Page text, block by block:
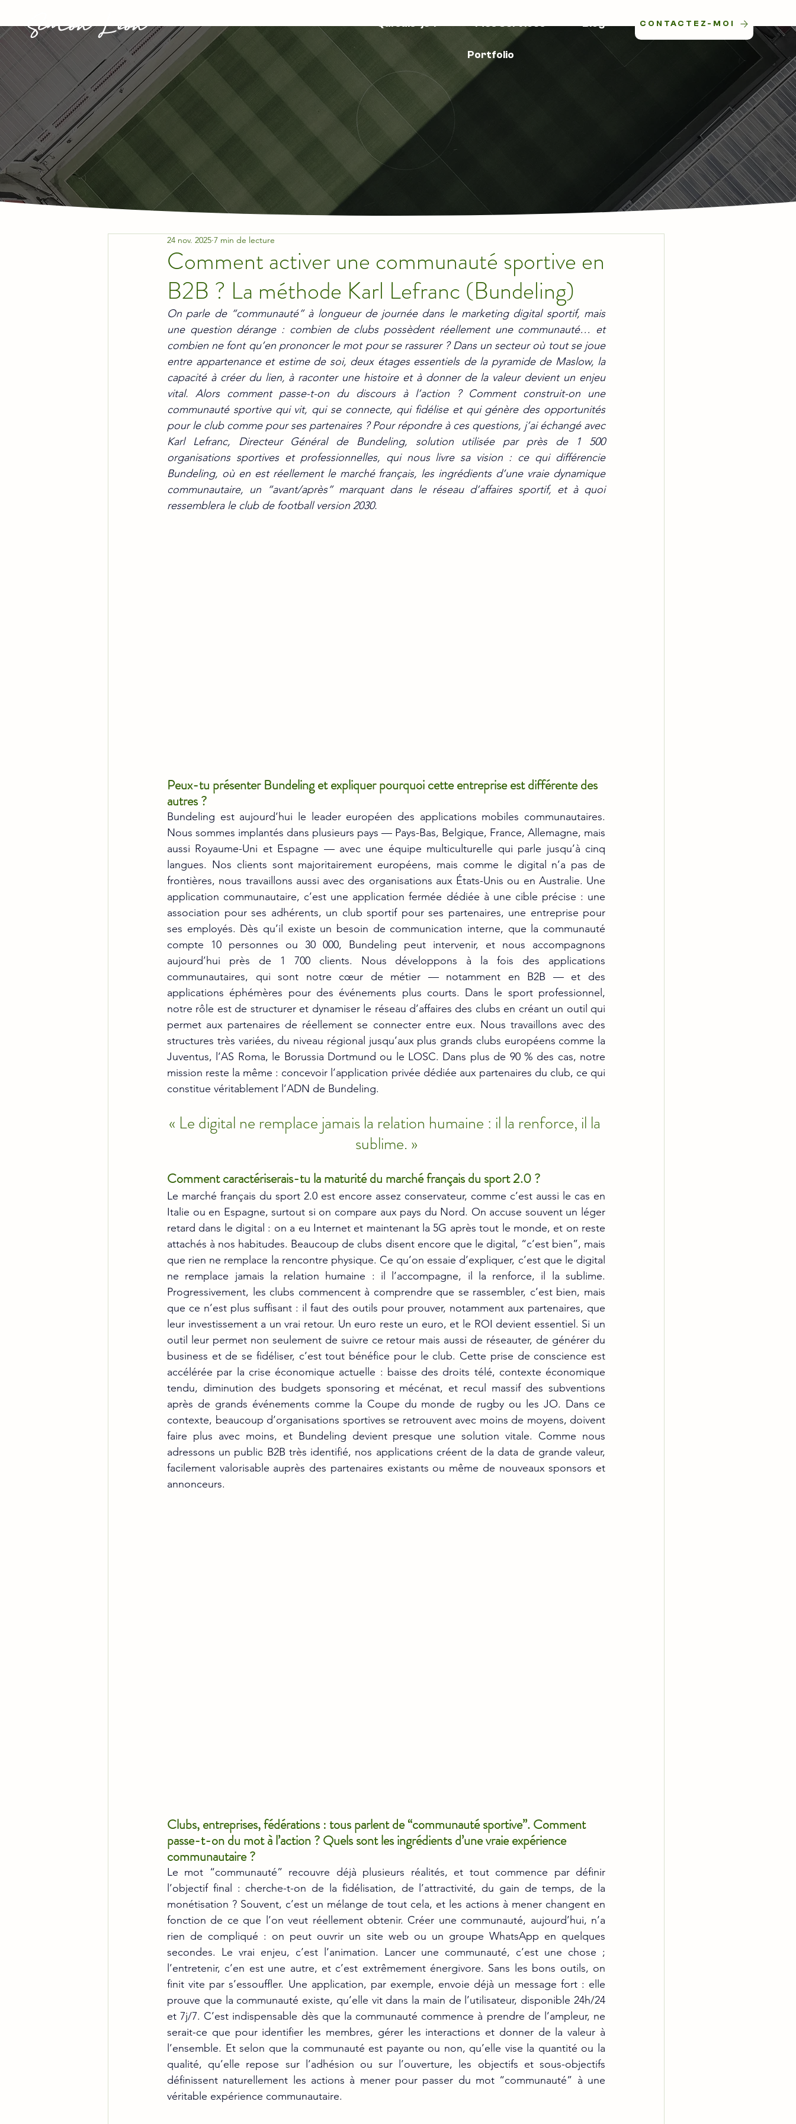
Qui suis-je ? Mes Services Blog
Portfolio
CONTACTEZ-MOI
Comment activer une communauté sportive en
B2B ? La méthode Karl Lefranc (Bundeling)
24 nov. 2025 7 min de lecture
On parle de “communauté” à longueur de journée dans le marketing digital sportif, mais
une question dérange : combien de clubs possèdent réellement une communauté… et
combien ne font qu’en prononcer le mot pour se rassurer ? Dans un secteur où tout se joue
entre appartenance et estime de soi, deux étages essentiels de la pyramide de Maslow, la
capacité à créer du lien, à raconter une histoire et à donner de la valeur devient un enjeu
vital. Alors comment passe-t-on du discours à l’action ? Comment construit-on une
communauté sportive qui vit, qui se connecte, qui fidélise et qui génère des opportunités
pour le club comme pour ses partenaires ? Pour répondre à ces questions, j’ai échangé avec
Karl Lefranc, Directeur Général de Bundeling, solution utilisée par près de 1 500
organisations sportives et professionnelles, qui nous livre sa vision : ce qui différencie
Bundeling, où en est réellement le marché français, les ingrédients d’une vraie dynamique
communautaire, un “avant/après” marquant dans le réseau d’affaires sportif, et à quoi
ressemblera le club de football version 2030.
Peux-tu présenter Bundeling et expliquer pourquoi cette entreprise est différente des
autres ?
Bundeling est aujourd’hui le leader européen des applications mobiles communautaires.
Nous sommes implantés dans plusieurs pays — Pays-Bas, Belgique, France, Allemagne, mais
aussi Royaume-Uni et Espagne — avec une équipe multiculturelle qui parle jusqu’à cinq
langues. Nos clients sont majoritairement européens, mais comme le digital n’a pas de
frontières, nous travaillons aussi avec des organisations aux États-Unis ou en Australie. Une
application communautaire, c’est une application fermée dédiée à une cible précise : une
association pour ses adhérents, un club sportif pour ses partenaires, une entreprise pour
ses employés. Dès qu’il existe un besoin de communication interne, que la communauté
compte 10 personnes ou 30 000, Bundeling peut intervenir, et nous accompagnons
aujourd’hui près de 1 700 clients. Nous développons à la fois des applications
communautaires, qui sont notre cœur de métier — notamment en B2B — et des
applications éphémères pour des événements plus courts. Dans le sport professionnel,
notre rôle est de structurer et dynamiser le réseau d’affaires des clubs en créant un outil qui
permet aux partenaires de réellement se connecter entre eux. Nous travaillons avec des
structures très variées, du niveau régional jusqu’aux plus grands clubs européens comme la
Juventus, l’AS Roma, le Borussia Dortmund ou le LOSC. Dans plus de 90 % des cas, notre
mission reste la même : concevoir l’application privée dédiée aux partenaires du club, ce qui
constitue véritablement l’ADN de Bundeling.
« Le digital ne remplace jamais la relation humaine : il la renforce, il la
sublime. »
Comment caractériserais-tu la maturité du marché français du sport 2.0 ?
Le marché français du sport 2.0 est encore assez conservateur, comme c’est aussi le cas en
Italie ou en Espagne, surtout si on compare aux pays du Nord. On accuse souvent un léger
retard dans le digital : on a eu Internet et maintenant la 5G après tout le monde, et on reste
attachés à nos habitudes. Beaucoup de clubs disent encore que le digital, “c’est bien”, mais
que rien ne remplace la rencontre physique. Ce qu’on essaie d’expliquer, c’est que le digital
ne remplace jamais la relation humaine : il l’accompagne, il la renforce, il la sublime.
Progressivement, les clubs commencent à comprendre que se rassembler, c’est bien, mais
que ce n’est plus suffisant : il faut des outils pour prouver, notamment aux partenaires, que
leur investissement a un vrai retour. Un euro reste un euro, et le ROI devient essentiel. Si un
outil leur permet non seulement de suivre ce retour mais aussi de réseauter, de générer du
business et de se fidéliser, c’est tout bénéfice pour le club. Cette prise de conscience est
accélérée par la crise économique actuelle : baisse des droits télé, contexte économique
tendu, diminution des budgets sponsoring et mécénat, et recul massif des subventions
après de grands événements comme la Coupe du monde de rugby ou les JO. Dans ce
contexte, beaucoup d’organisations sportives se retrouvent avec moins de moyens, doivent
faire plus avec moins, et Bundeling devient presque une solution vitale. Comme nous
adressons un public B2B très identifié, nos applications créent de la data de grande valeur,
facilement valorisable auprès des partenaires existants ou même de nouveaux sponsors et
annonceurs.
Clubs, entreprises, fédérations : tous parlent de “communauté sportive”. Comment
passe-t-on du mot à l’action ? Quels sont les ingrédients d’une vraie expérience
communautaire ?
Le mot “communauté” recouvre déjà plusieurs réalités, et tout commence par définir
l’objectif final : cherche-t-on de la fidélisation, de l’attractivité, du gain de temps, de la
monétisation ? Souvent, c’est un mélange de tout cela, et les actions à mener changent en
fonction de ce que l’on veut réellement obtenir. Créer une communauté, aujourd’hui, n’a
rien de compliqué : on peut ouvrir un site web ou un groupe WhatsApp en quelques
secondes. Le vrai enjeu, c’est l’animation. Lancer une communauté, c’est une chose ;
l’entretenir, c’en est une autre, et c’est extrêmement énergivore. Sans les bons outils, on
finit vite par s’essouffler. Une application, par exemple, envoie déjà un message fort : elle
prouve que la communauté existe, qu’elle vit dans la main de l’utilisateur, disponible 24h/24
et 7j/7. C’est indispensable dès que la communauté commence à prendre de l’ampleur, ne
serait-ce que pour identifier les membres, gérer les interactions et donner de la valeur à
l’ensemble. Et selon que la communauté est payante ou non, qu’elle vise la quantité ou la
qualité, qu’elle repose sur l’adhésion ou sur l’ouverture, les objectifs et sous-objectifs
définissent naturellement les actions à mener pour passer du mot “communauté” à une
véritable expérience communautaire.